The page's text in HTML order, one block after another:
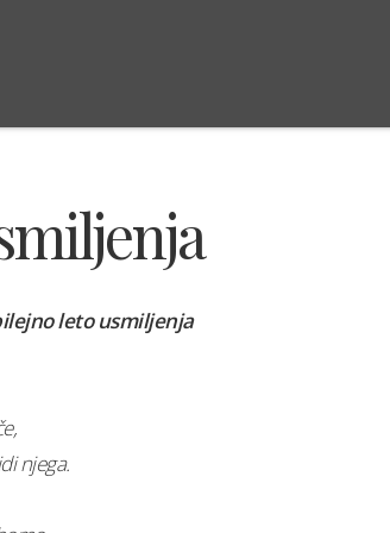
leto usmiljenja
njega.